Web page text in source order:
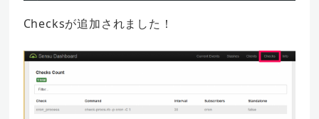
Checksが追加されました！